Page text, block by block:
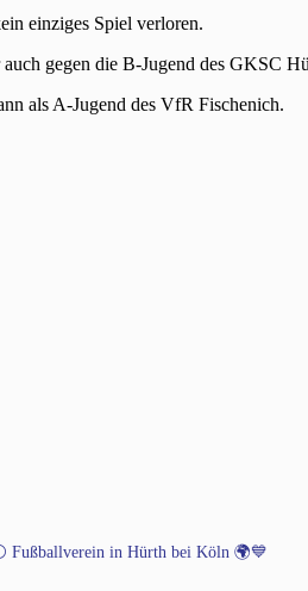
einziges Spiel verloren.
gegen die B-Jugend des GKSC
als A-Jugend des VfR Fischenich.
Fußballverein in Hürth bei Köln 🌍💙